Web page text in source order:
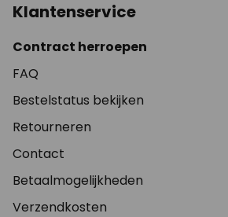
Klantenservice
Contract herroepen
FAQ
Bestelstatus bekijken
Retourneren
Contact
Betaalmogelijkheden
Verzendkosten